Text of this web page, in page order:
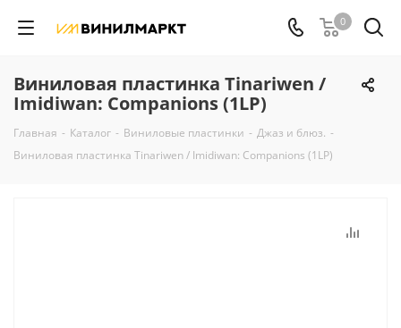
0
Виниловая пластинка Tinariwen /
Imidiwan: Companions (1LP)
Главная - Каталог - Виниловые пластинки - Джаз и блюз. -
Виниловая пластинка Tinariwen / Imidiwan: Companions (1LP)